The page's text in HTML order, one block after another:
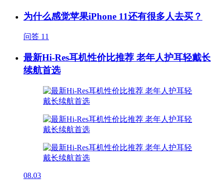
为什么感觉苹果iPhone 11还有很多人去买？
问答 11
最新Hi-Res耳机性价比推荐 老年人护耳轻戴长
续航首选
08.03